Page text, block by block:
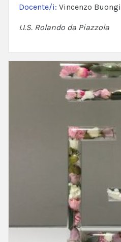
Docente/i: Vincenzo
I.I.S. Rolando da Piazzola